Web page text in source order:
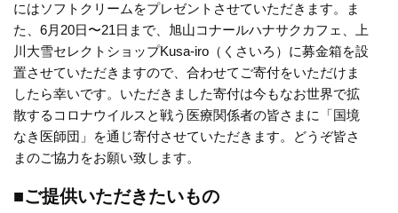
にはソフトクリームをプレゼントさせていただきます。ま
た、6月20日〜21日まで、旭山コナールハナサクカフェ、上
川大雪セレクトショップKusa-iro（くさいろ）に募金箱を設
置させていただきますので、合わせてご寄付をいただけま
したら幸いです。いただきました寄付は今もなお世界で拡
散するコロナウイルスと戦う医療関係者の皆さまに「国境
なき医師団」を通じ寄付させていただきます。どうぞ皆さ
まのご協力をお願い致します。
■ご提供いただきたいもの